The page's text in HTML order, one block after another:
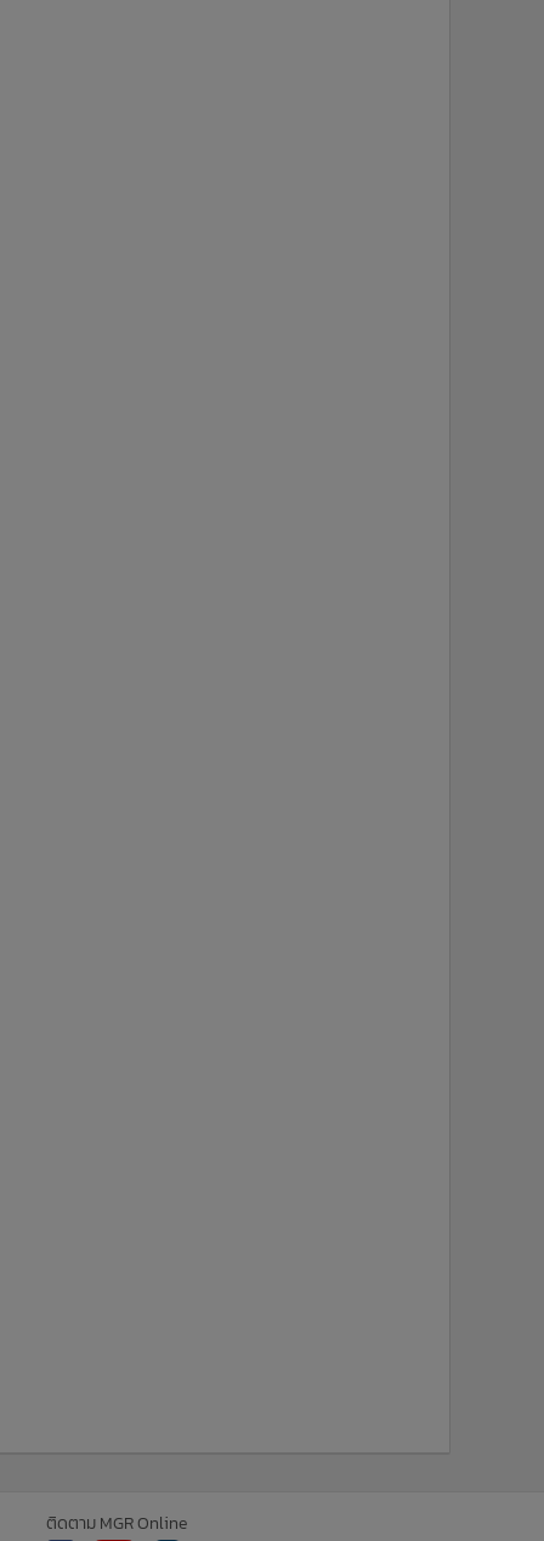
ติดตาม MGR Online